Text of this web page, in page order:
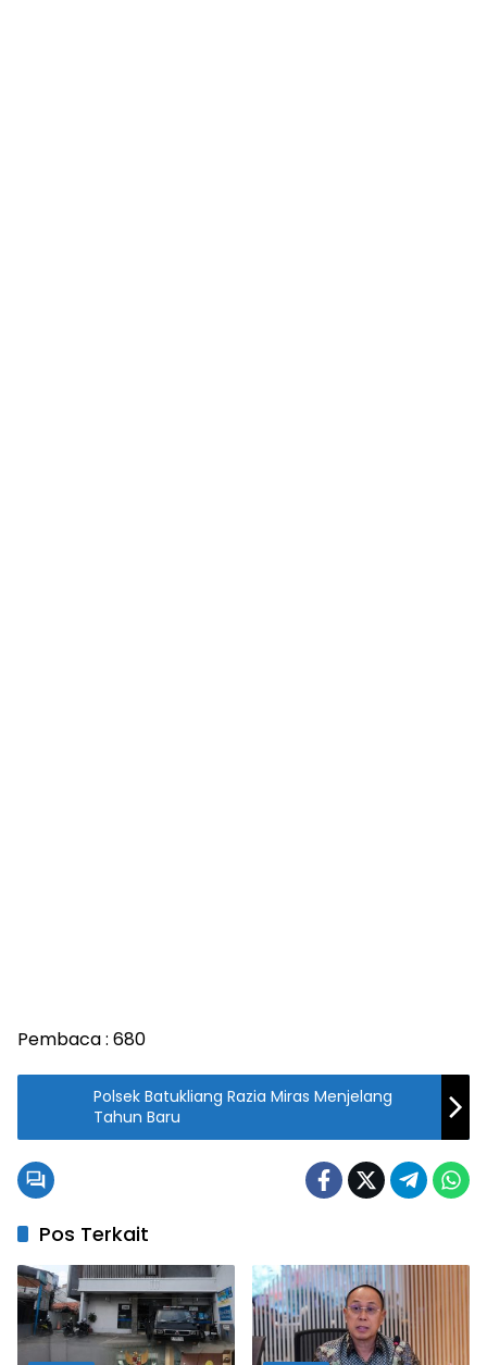
Pembaca : 680
Polsek Batukliang Razia Miras Menjelang
Tahun Baru
Pos Terkait